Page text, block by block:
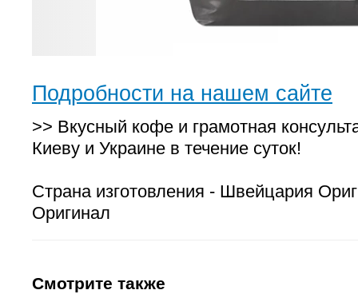
Подробности на нашем сайте
>> Вкусный кофе и грамотная
Киеву и Украине в течение суток!
Страна изготовления - Швейцария
Оригинал
Смотрите также